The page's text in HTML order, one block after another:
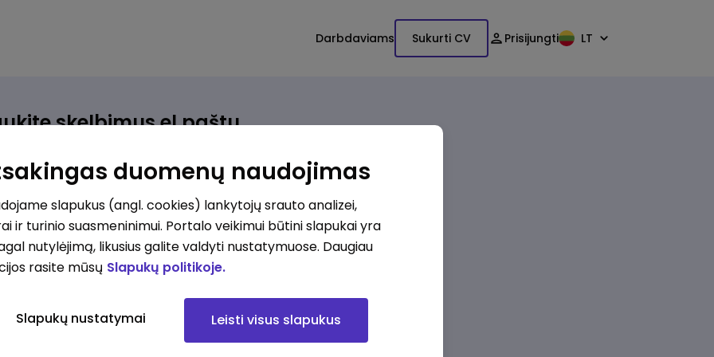
Darbdaviams Sukurti CV Prisijungti LT
skelbimus el.paštu
atsiras, iš karto gausite jį el. paštu.
ieškote darbo?*
Pridėti naują
Kokios srities darbo pasiūlymai jus domina?
Pridėti naują
duomenų naudojimas
slapukus (angl. cookies) lankytojų srauto analizei,
ir turinio suasmeninimui. Portalo veikimui būtini slapukai yra
nutylėjimą, likusius galite valdyti nustatymuose. Daugiau
rasite mūsų Slapukų politikoje.
Slapukų nustatymai Leisti visus slapukus